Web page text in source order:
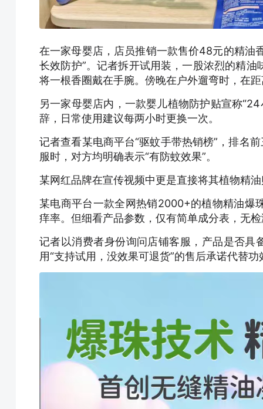
在一家母婴店，店员推销一款售价48元的精油
长效防护”。记者拆开试用装，一股浓烈的精
将一根香圈戴在手腕。傍晚在户外遛弯时，在
另一家母婴店内，一款婴儿植物防护贴宣称
辞，日常使用建议每两小时更换一次。
记者查看某电商平台“驱蚊手带热销榜”，排名
服时，对方均明确表示“有防蚊效果”。
某网红品牌在宣传视频中更是直接将其植物精
某电商平台一款全网热销2000+的植物精油爆
痒率。但细看产品参数，仅有简单成分表，无
记者以消费者身份询问店铺客服，产品是否具
用“支持试用，没效果可退货”的售后承诺代替功